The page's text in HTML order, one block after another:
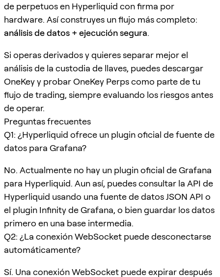
de perpetuos en Hyperliquid con firma por
hardware. Así construyes un flujo más completo:
análisis de datos + ejecución segura.
Si operas derivados y quieres separar mejor el
análisis de la custodia de llaves, puedes descargar
OneKey y probar OneKey Perps como parte de tu
flujo de trading, siempre evaluando los riesgos antes
de operar.
Preguntas frecuentes
Q1: ¿Hyperliquid ofrece un plugin oficial de fuente de
datos para Grafana?
No. Actualmente no hay un plugin oficial de Grafana
para Hyperliquid. Aun así, puedes consultar la API de
Hyperliquid usando una fuente de datos JSON API o
el plugin Infinity de Grafana, o bien guardar los datos
primero en una base intermedia.
Q2: ¿La conexión WebSocket puede desconectarse
automáticamente?
Sí. Una conexión WebSocket puede expirar después